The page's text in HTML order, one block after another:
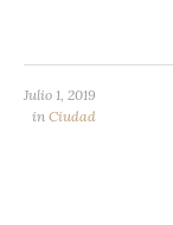
Julio 1, 2019
in Ciudad